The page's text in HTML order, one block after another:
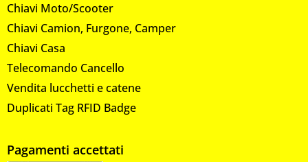
Chiavi Moto/Scooter
Chiavi Camion, Furgone, Camper
Chiavi Casa
Telecomando Cancello
Vendita lucchetti e catene
Duplicati Tag RFID Badge
Pagamenti accettati